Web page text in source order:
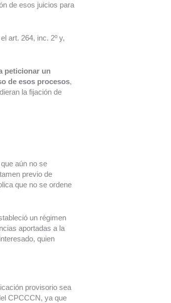
de esos juicios para
art. 264, inc. 2º y,
peticionar un
de esos procesos,
la fijación de
aún no se
previo de
que no se ordene
un régimen
aportadas a la
quien
provisorio sea
CPCCCN, ya que